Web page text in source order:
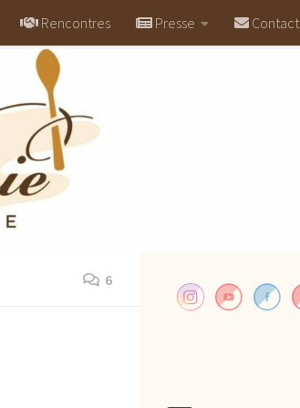
Rencontres Presse Contact
6